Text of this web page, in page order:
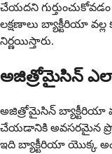
చేయదని
లక్షణాలు బ్యాక్టీరియా
నిర్ణయిస్తారు.
అజిత్రోమైసిన్ ఎలా
అజిత్రోమైసిన్ బ్యాక్టీరియా
చేయడానికి అవసరమైన
ఇది బ్యాక్టీరియా యొక్క